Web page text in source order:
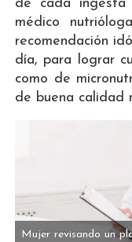
de cada ingesta
médico
recomendación
día, para lograr
como de
de buena calidad
Mujer revisando un